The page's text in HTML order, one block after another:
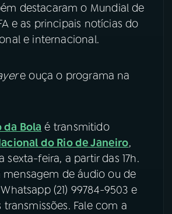
NACIONAL
Facebook
destacaram o Mundial de
e as principais notícias do
e internacional.
e ouça o programa na
da Bola é transmitido
do Rio de Janeiro,
sexta-feira, a partir das 17h.
mensagem de áudio ou de
(21) 99784-9503 e
Fale com a